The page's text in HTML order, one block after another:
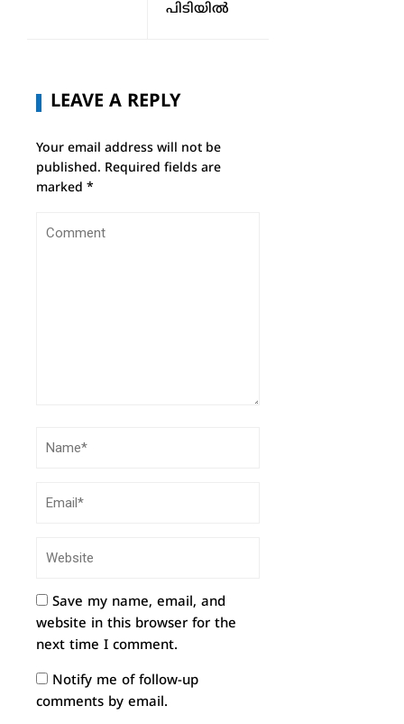
പിടിയിൽ
LEAVE A REPLY
Your email address will not be
published. Required fields are
marked *
Save my name, email, and
website in this browser for the
next time I comment.
Notify me of follow-up
comments by email.